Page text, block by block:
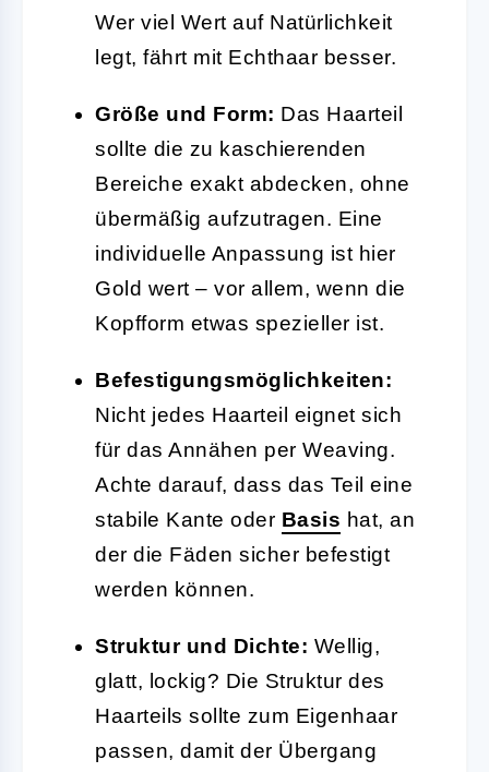
Wer viel Wert auf Natürlichkeit
legt, fährt mit Echthaar besser.
Größe und Form: Das Haarteil
sollte die zu kaschierenden
Bereiche exakt abdecken, ohne
übermäßig aufzutragen. Eine
individuelle Anpassung ist hier
Gold wert – vor allem, wenn die
Kopfform etwas spezieller ist.
Befestigungsmöglichkeiten:
Nicht jedes Haarteil eignet sich
für das Annähen per Weaving.
Achte darauf, dass das Teil eine
stabile Kante oder Basis hat, an
der die Fäden sicher befestigt
werden können.
Struktur und Dichte: Wellig,
glatt, lockig? Die Struktur des
Haarteils sollte zum Eigenhaar
passen, damit der Übergang